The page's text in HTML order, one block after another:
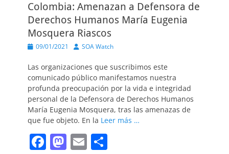
e
b
o
o
k
o
d
o
n
l p
ar
tir
Colombia: Amenazan a Defensora de
Derechos Humanos María Eugenia
Mosquera Riascos
Publicado
09/01/2021 AutorSOA Watch
Las organizaciones que suscribimos este
comunicado público manifestamos nuestra
profunda preocupación por la vida e integridad
personal de la Defensora de Derechos Humanos
María Eugenia Mosquera, tras las amenazas de
que fue objeto. En la Leer más …
F M E